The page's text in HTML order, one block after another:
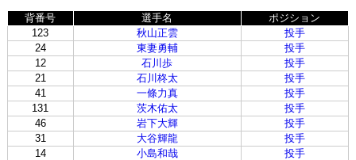
背番号 選手名
ポジション
123
秋山正雲
投手
24
東妻勇輔
投手
12
石川歩
投手
21
石川柊太
投手
41
一條力真
投手
131
茨木佑太
投手
46
岩下大輝
投手
31
大谷輝龍
投手
14
小島和哉
投手